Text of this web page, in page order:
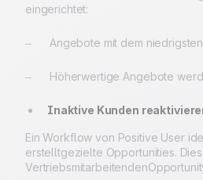
eingerichtet:
– Angebote mit dem niedrigsten
– Höherwertige Angebote
Inaktive Kunden
Ein Workflow von Positive User
erstelltgezielte Opportunities.